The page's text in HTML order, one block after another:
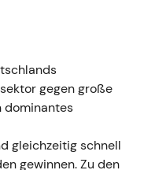
Umsetzung
— der
[27]
gegen große
dominantes
gleichzeitig schnell
gewinnen. Zu den